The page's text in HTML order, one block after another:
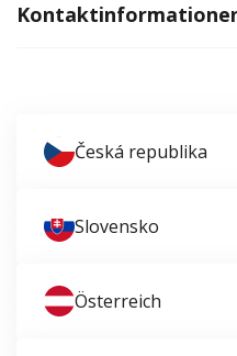
Česká republika
Slovensko
Österreich